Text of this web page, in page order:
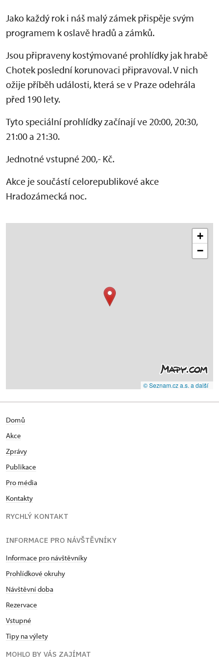
Jako každý rok i náš malý zámek přispěje svým
programem k oslavě hradů a zámků.
Jsou připraveny kostýmované prohlídky jak hrabě
Chotek poslední korunovaci připravoval. V nich
ožije příběh události, která se v Praze odehrála
před 190 lety.
Tyto speciální prohlídky začínají ve 20:00, 20:30,
21:00 a 21:30.
Jednotné vstupné 200,- Kč.
Akce je součástí celorepublikové akce
Hradozámecká noc.
+
−
© Seznam.cz a.s. a další
Domů
Akce
Zprávy
Publikace
Pro média
Kontakty
RYCHLÝ KONTAKT
INFORMACE PRO NÁVŠTĚVNÍKY
Informace pro návštěvníky
Prohlídkové okruhy
Návštěvní doba
Rezervace
Vstupné
Tipy na výlety
MOHLO BY VÁS ZAJÍMAT